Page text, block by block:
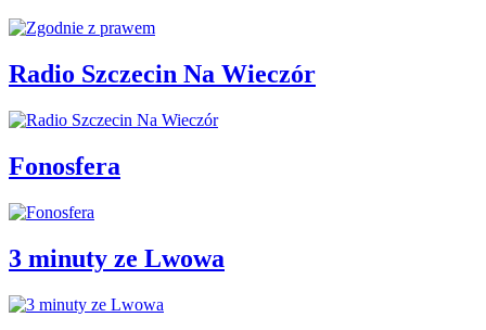
Radio Szczecin Na Wieczór
Fonosfera
3 minuty ze Lwowa